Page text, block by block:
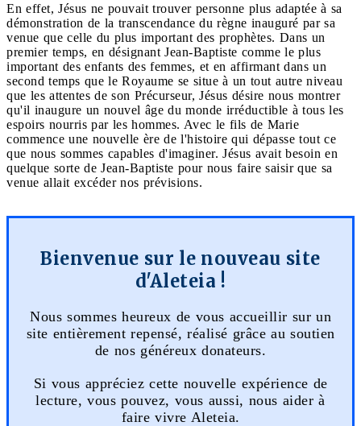
En effet, Jésus ne pouvait trouver personne plus adaptée à sa
démonstration de la transcendance du règne inauguré par sa
venue que celle du plus important des prophètes. Dans un
premier temps, en désignant Jean-Baptiste comme le plus
important des enfants des femmes, et en affirmant dans un
second temps que le Royaume se situe à un tout autre niveau
que les attentes de son Précurseur, Jésus désire nous montrer
qu'il inaugure un nouvel âge du monde irréductible à tous les
espoirs nourris par les hommes. Avec le fils de Marie
commence une nouvelle ère de l'histoire qui dépasse tout ce
que nous sommes capables d'imaginer. Jésus avait besoin en
quelque sorte de Jean-Baptiste pour nous faire saisir que sa
venue allait excéder nos prévisions.
Bienvenue sur le nouveau site
d'Aleteia !
Nous sommes heureux de vous accueillir sur un
site entièrement repensé, réalisé grâce au soutien
de nos généreux donateurs.
Si vous appréciez cette nouvelle expérience de
lecture, vous pouvez, vous aussi, nous aider à
faire vivre Aleteia.